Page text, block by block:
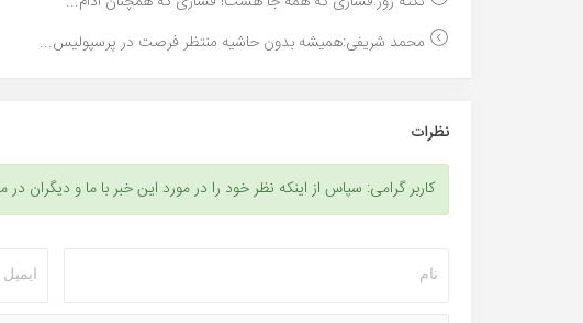
محمد شریفی:همیشه بدون حاشیه منتظر فرصت در پرسپولیس...
نظرات
کاربر گرامی: سپاس از اینکه نظر خود را در مورد این خبر با ما و دیگران در